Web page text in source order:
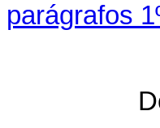
parágrafos